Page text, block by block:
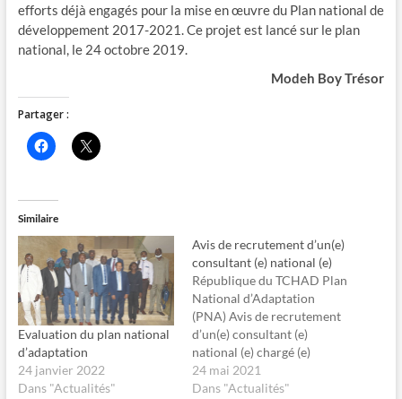
efforts déjà engagés pour la mise en œuvre du Plan national de
développement 2017-2021. Ce projet est lancé sur le plan
national, le 24 octobre 2019.
Modeh Boy Trésor
Partager :
C
l
e
z
p
o
r
p
a
a
g
e
r
s
u
r
C
l
o
u
r
p
a
r
t
a
g
e
s
u
r
Similaire
Evaluation du plan national
d’adaptation
24 janvier 2022
Dans "Actualités"
Avis de recrutement d’un(e)
consultant (e) national (e)
République du TCHAD Plan
National d’Adaptation
(PNA) Avis de recrutement
d’un(e) consultant (e)
national (e) chargé (e)
d’analyser le mécanisme de
suivi et évaluation du
24 mai 2021
Dans "Actualités"